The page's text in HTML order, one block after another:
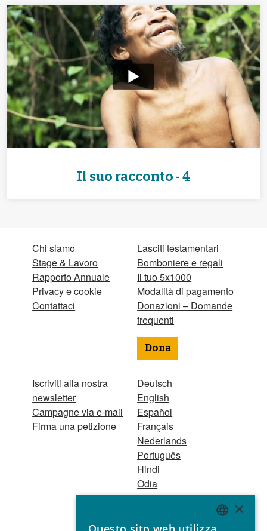
Il suo racconto - 4
Chi siamo
Stage & Lavoro
Rapporto Annuale
Privacy e cookie
Contattaci
Iscriviti alla nostra
newsletter
Campagne via e-mail
Firma una petizione
Lasciti testamentari
Bomboniere e regali
Il tuo 5x1000
Modalità di pagamento
Donazioni – Domande
frequenti
Dona
Deutsch
English
Español
Français
Nederlands
Português
Hindi
Odia
Bahasa Indonesia
×